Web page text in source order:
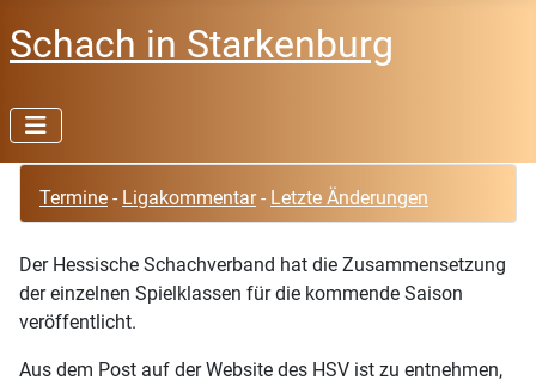
Schach in Starkenburg
Termine - Ligakommentar- Letzte Änderungen
Der Hessische Schachverband hat die Zusammensetzung
der einzelnen Spielklassen für die kommende Saison
veröffentlicht.
Aus dem Post auf der Website des HSV ist zu entnehmen,